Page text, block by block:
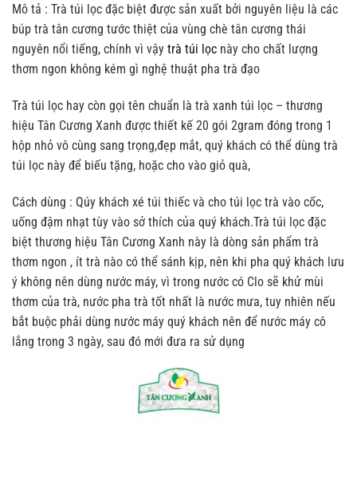
Mô tả : Trà túi lọc đặc biệt được sản xuất bởi nguyên liệu là các
búp trà tân cương tước thiệt của vùng chè tân cương thái
nguyên nổi tiếng, chính vì vậy trà túi lọc này cho chất lượng
thơm ngon không kém gì nghệ thuật pha trà đạo
Trà túi lọc hay còn gọi tên chuẩn là trà xanh túi lọc – thương
hiệu Tân Cương Xanh được thiết kế 20 gói 2gram đóng trong 1
hộp nhỏ vô cùng sang trọng,đẹp mắt, quý khách có thể dùng trà
túi lọc này để biếu tặng, hoặc cho vào giỏ quà,
Cách dùng : Qúy khách xé túi thiếc và cho túi lọc trà vào cốc,
uống đậm nhạt tùy vào sở thích của quý khách.Trà túi lọc đặc
biệt thương hiệu Tân Cương Xanh này là dòng sản phẩm trà
thơm ngon , ít trà nào có thể sánh kịp, nên khi pha quý khách lưu
ý không nên dùng nước máy, vì trong nước có Clo sẽ khử mùi
thơm của trà, nước pha trà tốt nhất là nước mưa, tuy nhiên nếu
bắt buộc phải dùng nước máy quý khách nên để nước máy cô
lắng trong 3 ngày, sau đó mới đưa ra sử dụng